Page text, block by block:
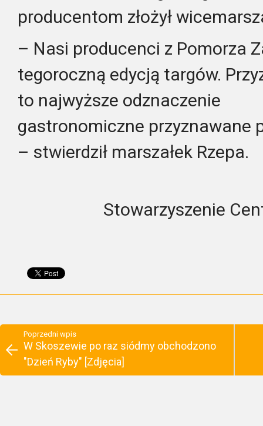
producentom złożył
– Nasi producenci z Pomorza
tegoroczną edycją targów.
to najwyższe odznaczenie
gastronomiczne przyznawane
– stwierdził marszałek Rzepa.
Stowarzyszenie
Poprzedni wpis
W Skoszewie po raz siódmy obchodzono
"Dzień Ryby" [Zdjęcia]